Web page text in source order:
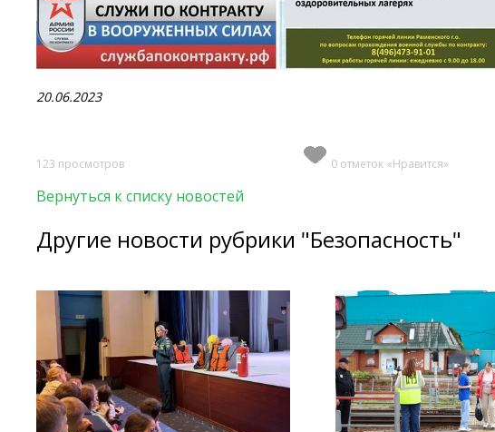
20.06.2023
123 просмотров 0 отметок «Нравится»
Вернуться к списку новостей
Другие новости рубрики "Безопасность"